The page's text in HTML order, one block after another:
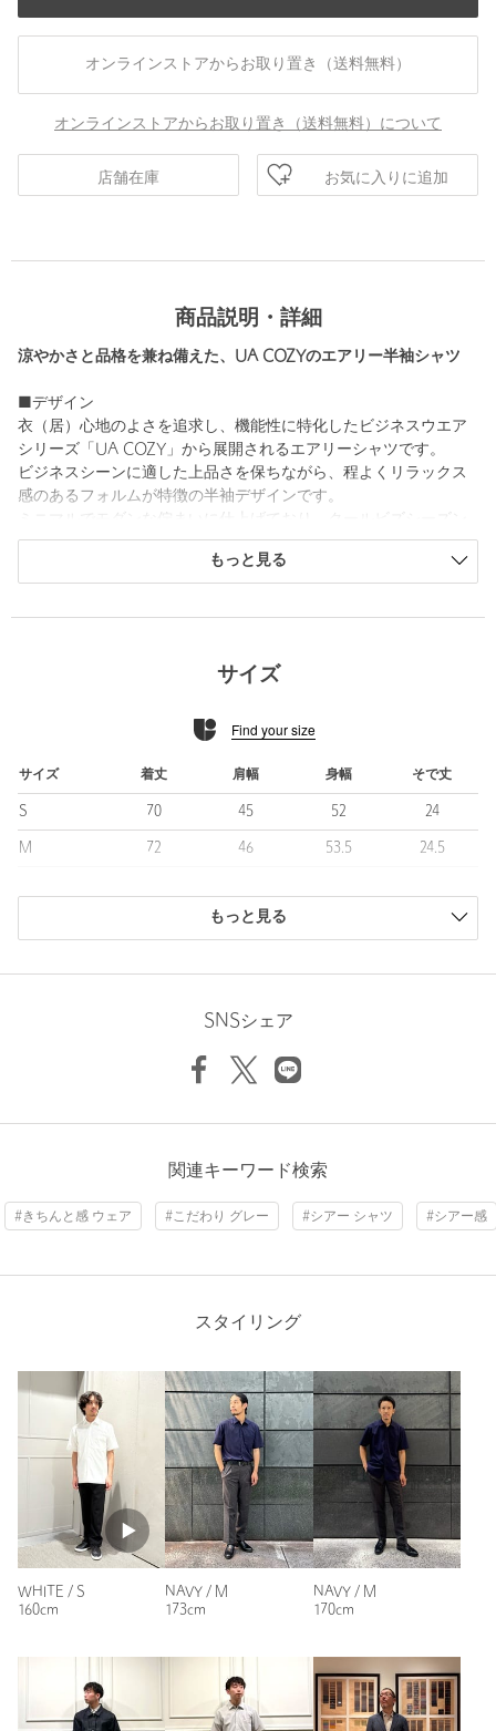
オンラインストアからお取り置き（送料無料）
オンラインストアからお取り置き（送料無料）について
店舗在庫 お気に入りに追加
商品説明・詳細
涼やかさと品格を兼ね備えた、UA COZYのエアリー半袖シャツ
■デザイン
衣（居）心地のよさを追求し、機能性に特化したビジネスウエア
シリーズ「UA COZY」から展開されるエアリーシャツです。
ビジネスシーンに適した上品さを保ちながら、程よくリラックス
感のあるフォルムが特徴の半袖デザインです。
でもきちんと感を損なわずに着用できます。
軽やかな着心地で、長時間の着用でも快適さを感じられる一着で
強撚糸を使用することで、シャリっとしたドライタッチな肌触り
す。
ヨコストレッチ性と撥水性に加え、通気性を備えており、日常動
同シリーズ「UA COZY」のセットアップのインナーとして合わせ
ることで、統一感のある洗練されたビジネススタイルが完成しま
す。
スラックスと合わせたオフィスカジュアルから、きれいめなパン
ツを合わせた大人の軽快な夏スタイルまで、幅広いシーンで快適
に着用できる汎用性の高いアイテムです。
裏地 ：なし
機能性：ヨコストレッチ、撥水
マシンウォッシャブルをはじめ、ストレッチなどの機能性に特化
イテッドアローズがいままで培ってきた技術、生地選定、スタイ
ル提案など今できるすべてを詰めこんでいます。
従来のビジネスシーンのみならず、多様化したライフスタイルに
寄り添った利便性の高いラインナップとなっています。
【注意事項】
※商品に「取り扱い上の注意書き」、「洗濯表示」がございます
場合は、使用前に必ずご確認ください。
※商品画像は、光の当たり具合やパソコンなどの閲覧環境によ
り、実際の色味と異なって見える場合がございます。あらかじめ
ご了承ください。
店舗へお問い合わせの際は、全国のUNITED ARROWS各店舗ま
で下記の品名/品番をお申し付けください。
もっと見る
サイズ
Find your size
サイズ 着丈 肩幅 身幅 そで丈
S 70 45 52 24
M 72 46 53.5 24.5
48.5
Sleeve length
Width 53.5cm
46cm
S M
Check the recommended size
Try this item on
もっと見る
SNSシェア
関連キーワード検索
#きちんと感 ウェア #こだわり グレー #シアー シャツ #シアー感
スタイリング
WHITE / S
160cm
NAVY / M
173cm
NAVY / M
170cm